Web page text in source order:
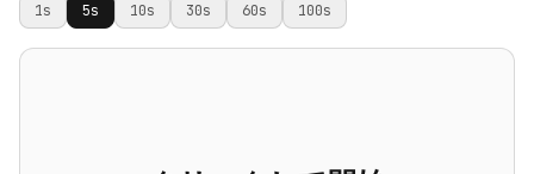
1s 5s 10s 30s 60s 100s